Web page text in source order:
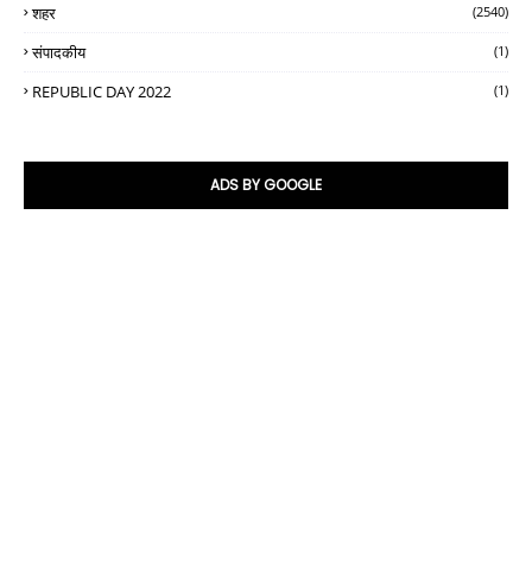
शहर (2540)
संपादकीय (1)
REPUBLIC DAY 2022 (1)
ADS BY GOOGLE